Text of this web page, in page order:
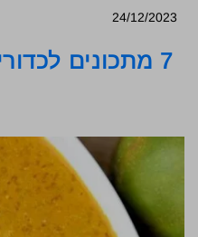
24/12/2023
7 מתכונים לכדורי שוקולד נדירים